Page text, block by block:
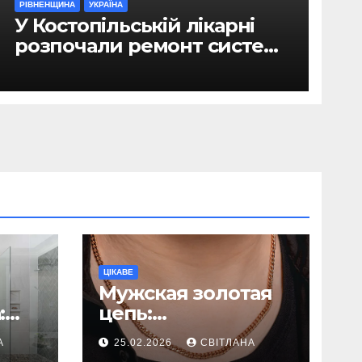
РІВНЕНЩИНА УКРАЇНА
У Костопільській лікарні
розпочали ремонт системи
ЦІКАВЕ
Мужская золотая
цепь:
исчерпывающее
руководство по
25.02.2026 СВІТЛАНА